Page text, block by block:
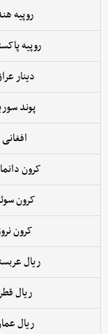
روپیه
روپیه
دینار
پوند
افغانی
کرون
کرون
کرون
ریال
ریال
ریال